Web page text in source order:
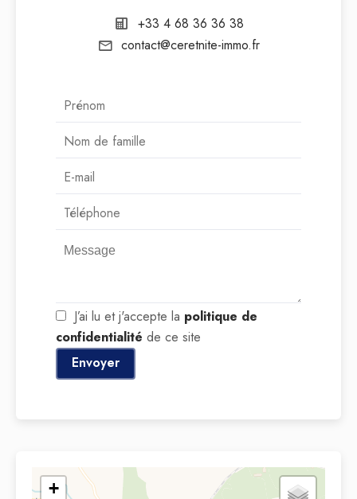
+33 4 68 36 36 38
contact@ceretnite-immo.fr
J’ai lu et j'accepte la politique de
confidentialité de ce site
Envoyer
+